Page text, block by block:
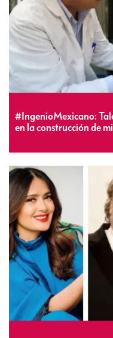
#IngenioMexicano:
en la construcción de